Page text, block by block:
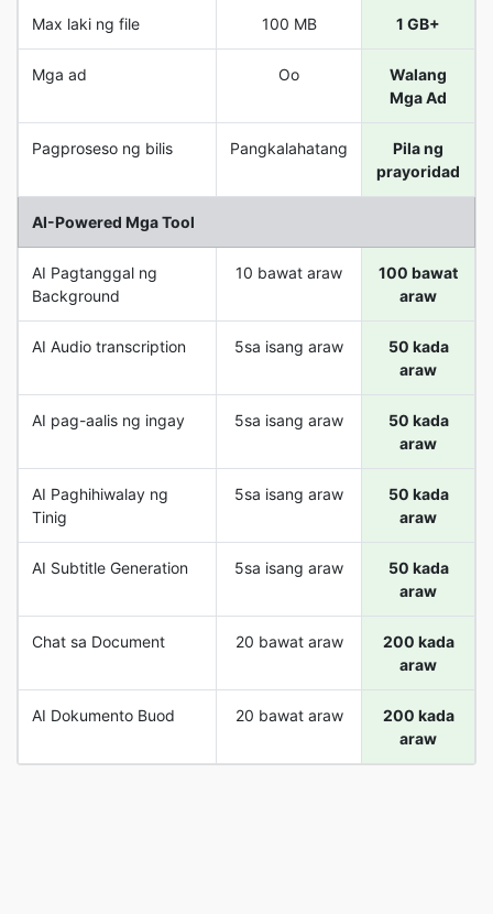
Max laki ng file 100 MB 1 GB+
Mga ad Oo
Walang
Mga Ad
Pagproseso ng bilis Pangkalahatang
Pila ng
prayoridad
AI-Powered Mga Tool
AI Pagtanggal ng
Background
10 bawat araw
100 bawat
araw
AI Audio transcription 5sa isang araw
50 kada
araw
AI pag-aalis ng ingay 5sa isang araw
50 kada
araw
AI Paghihiwalay ng
Tinig
5sa isang araw
50 kada
araw
AI Subtitle Generation 5sa isang araw
50 kada
araw
Chat sa Document 20 bawat araw
200 kada
araw
AI Dokumento Buod 20 bawat araw
200 kada
araw